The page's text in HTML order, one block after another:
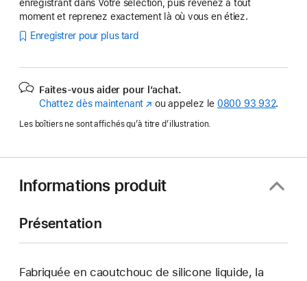
enregistrant dans Votre sélection, puis revenez à tout
moment et reprenez exactement là où vous en étiez.
Enregistrer pour plus tard
Faites-vous aider pour l’achat.
Chattez dès maintenant (s’ouvre
une
fenêtre)
ou appelez le 0800 93 932.
Les boîtiers ne sont affichés qu’à titre d’illustration.
Informations produit
Présentation
Fabriquée en caoutchouc de silicone liquide, la